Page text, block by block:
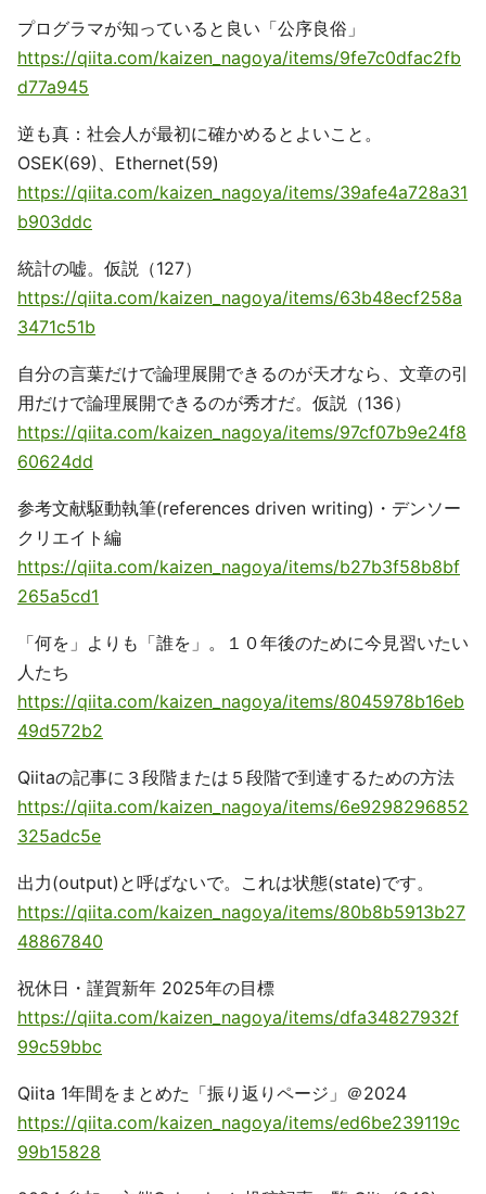
プログラマが知っていると良い「公序良俗」
https://qiita.com/kaizen_nagoya/items/9fe7c0dfac2fb
d77a945
逆も真：社会人が最初に確かめるとよいこと。
OSEK(69)、Ethernet(59)
https://qiita.com/kaizen_nagoya/items/39afe4a728a31
b903ddc
統計の嘘。仮説（127）
https://qiita.com/kaizen_nagoya/items/63b48ecf258a
3471c51b
自分の言葉だけで論理展開できるのが天才なら、文章の引
用だけで論理展開できるのが秀才だ。仮説（136）
https://qiita.com/kaizen_nagoya/items/97cf07b9e24f8
60624dd
参考文献駆動執筆(references driven writing)・デンソー
クリエイト編
https://qiita.com/kaizen_nagoya/items/b27b3f58b8bf
265a5cd1
「何を」よりも「誰を」。１０年後のために今見習いたい
人たち
https://qiita.com/kaizen_nagoya/items/8045978b16eb
49d572b2
Qiitaの記事に３段階または５段階で到達するための方法
https://qiita.com/kaizen_nagoya/items/6e9298296852
325adc5e
出力(output)と呼ばないで。これは状態(state)です。
https://qiita.com/kaizen_nagoya/items/80b8b5913b27
48867840
祝休日・謹賀新年 2025年の目標
https://qiita.com/kaizen_nagoya/items/dfa34827932f
99c59bbc
Qiita 1年間をまとめた「振り返りページ」＠2024
https://qiita.com/kaizen_nagoya/items/ed6be239119c
99b15828